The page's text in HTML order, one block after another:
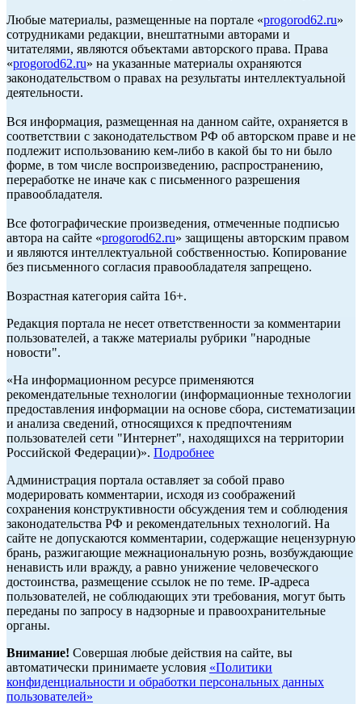
Любые материалы, размещенные на портале «progorod62.ru»
сотрудниками редакции, внештатными авторами и
читателями, являются объектами авторского права. Права
«progorod62.ru» на указанные материалы охраняются
законодательством о правах на результаты интеллектуальной
деятельности.
Вся информация, размещенная на данном сайте, охраняется в
соответствии с законодательством РФ об авторском праве и не
подлежит использованию кем-либо в какой бы то ни было
форме, в том числе воспроизведению, распространению,
переработке не иначе как с письменного разрешения
правообладателя.
Все фотографические произведения, отмеченные подписью
автора на сайте «progorod62.ru» защищены авторским правом
и являются интеллектуальной собственностью. Копирование
без письменного согласия правообладателя запрещено.
Возрастная категория сайта 16+.
Редакция портала не несет ответственности за комментарии
пользователей, а также материалы рубрики "народные
новости".
«На информационном ресурсе применяются
рекомендательные технологии (информационные технологии
предоставления информации на основе сбора, систематизации
и анализа сведений, относящихся к предпочтениям
пользователей сети "Интернет", находящихся на территории
Российской Федерации)». Подробнее
Администрация портала оставляет за собой право
модерировать комментарии, исходя из соображений
сохранения конструктивности обсуждения тем и соблюдения
законодательства РФ и рекомендательных технологий. На
сайте не допускаются комментарии, содержащие нецензурную
брань, разжигающие межнациональную рознь, возбуждающие
ненависть или вражду, а равно унижение человеческого
достоинства, размещение ссылок не по теме. IP-адреса
пользователей, не соблюдающих эти требования, могут быть
переданы по запросу в надзорные и правоохранительные
органы.
Внимание! Совершая любые действия на сайте, вы
автоматически принимаете условия «Политики
конфиденциальности и обработки персональных данных
пользователей»